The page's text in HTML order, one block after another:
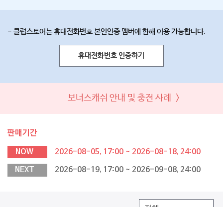
- 클럽스토어는 휴대전화번호 본인인증 멤버에 한해 이용 가능합니다.
휴대전화번호 인증하기
보너스캐쉬 안내 및 충전 사례 >
판매기간
NOW 2026-08-05, 17:00 ~ 2026-08-18, 24:00
NEXT 2026-08-19, 17:00 ~ 2026-09-08, 24:00